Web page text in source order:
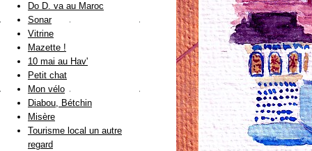
Do D. va au Maroc
Sonar
Vitrine
Mazette !
10 mai au Hav'
Petit chat
Mon vélo
Diabou, Bétchin
Misère
Tourisme local un autre
regard